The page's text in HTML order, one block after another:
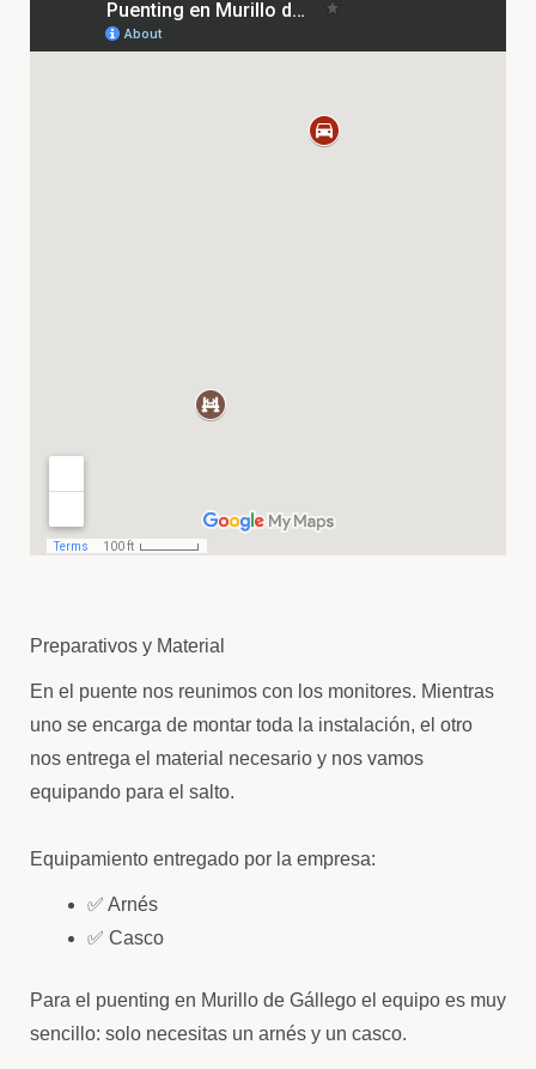
Preparativos y Material
En el puente nos reunimos con los monitores. Mientras
uno se encarga de montar toda la instalación, el otro
nos entrega el material necesario y nos vamos
equipando para el salto.
Equipamiento entregado por la empresa:
✅ Arnés
✅ Casco
Para el puenting en Murillo de Gállego el equipo es muy
sencillo: solo necesitas un arnés y un casco.